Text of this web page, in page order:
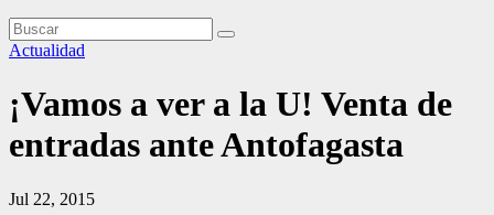
Actualidad
¡Vamos a ver a la U! Venta de
entradas ante Antofagasta
Jul 22, 2015